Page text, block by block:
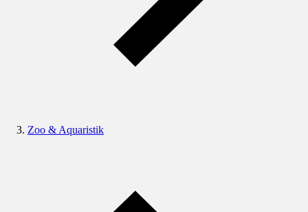
Zoo & Aquaristik